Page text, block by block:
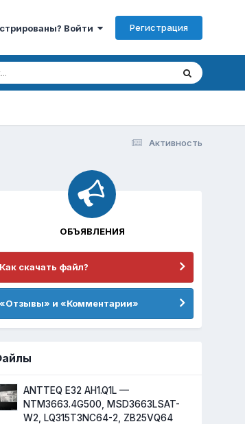
Войти Регистрация
Активность
ОБЪЯВЛЕНИЯ
Как скачать файл?
«Отзывы» и «Комментарии»
ANTTEQ E32 AH1.Q1L —
NTM3663.4G500, MSD3663LSAT-
W2, LQ315T3NC64-2, ZB25VQ64